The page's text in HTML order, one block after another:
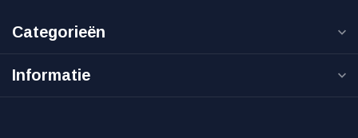
Categorieën
Informatie